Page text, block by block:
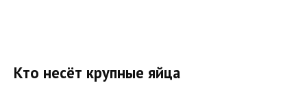
Кто несёт крупные яйца